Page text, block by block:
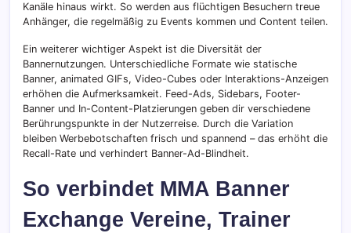
Kanäle hinaus wirkt. So werden aus flüchtigen Besuchern treue
Anhänger, die regelmäßig zu Events kommen und Content teilen.
Ein weiterer wichtiger Aspekt ist die Diversität der
Bannernutzungen. Unterschiedliche Formate wie statische
Banner, animated GIFs, Video-Cubes oder Interaktions-Anzeigen
erhöhen die Aufmerksamkeit. Feed-Ads, Sidebars, Footer-
Banner und In-Content-Platzierungen geben dir verschiedene
Berührungspunkte in der Nutzerreise. Durch die Variation
bleiben Werbebotschaften frisch und spannend – das erhöht die
Recall-Rate und verhindert Banner-Ad-Blindheit.
So verbindet MMA Banner
Exchange Vereine, Trainer